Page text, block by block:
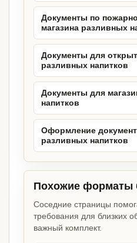
Документы по
магазина разливных
Документы для
разливных напитков
Документы для
напитков
Оформление
разливных напитков
Похожие форматы
Соседние страницы
требования для близких
важный комплект.